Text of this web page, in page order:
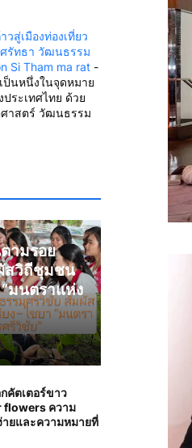
สู่เมืองท่องเที่ยว
ศรัทธา วัฒนธรรม
Si Tham ma rat -
ป็นหนึ่งในจุดหมาย
ระเทศไทย ด้วย
าสตร์ วัฒนธรรม
ามรอย
สวิถีชุมชน
มนตราแห่ง
คัตเตอร์ขาว
flowers ความ
ายและความหมายที่